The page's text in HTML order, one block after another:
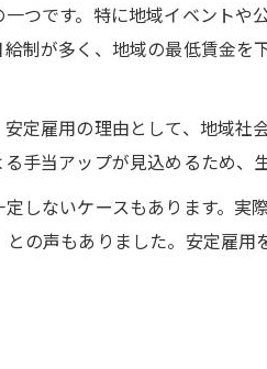
つです。特に地域イベントや
制が多く、地域の最低賃金
定雇用の理由として、地域
手当アップが見込めるため、
しないケースもあります。
の声もありました。安定雇